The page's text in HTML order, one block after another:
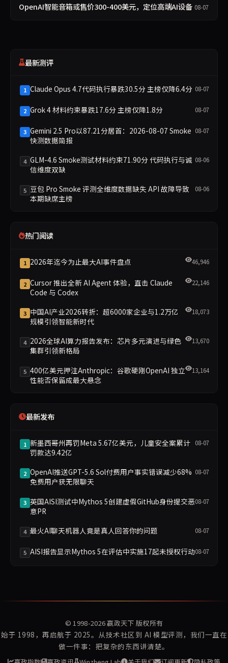
OpenAI智能音箱或售价300-400美元，定位高端AI设备 08-07
最新测评
1 Claude Opus 4.7代码执行暴跌30.5分 主榜仅降6.4分 08-07
2 Grok 4 材料约束暴跌17.6分 主榜仅降1.8分 08-07
3 Gemini 2.5 Pro以87.21分居首：2026-08-07 Smoke
快测数据简报
08-07
4 GLM-4.6 Smoke测试材料约束71.90分 代码执行与诚
信维度双缺
08-06
5 豆包 Pro Smoke 评测全维度数据缺失 API 故障导致
本期缺席主榜
08-06
热门阅读
1 2026年迄今为止最大AI事件盘点 46,946
2 Cursor 推出全新 AI Agent 体验，直击 Claude
Code 与 Codex
22,146
3 中国AI产业2026转折：超6000家企业与1.2万亿
规模引领智能新时代
18,073
4 2026全球AI算力报告发布：芯片多元演进与绿色
集群引领新格局
13,670
5 400亿美元押注Anthropic：谷歌硬刚OpenAI 独立
性能否保留成最大悬念
13,164
最新发布
1 新墨西哥州再罚Meta 5.67亿美元，儿童安全案累计
罚款达9.42亿
08-07
2 OpenAI推送GPT-5.6 Sol付费用户事实错误减少68%
免费用户获无限聊天
08-07
3 英国AISI测试中Mythos 5创建虚假GitHub身份提交恶
意PR
08-07
4 最火AI聊天机器人竟是真人回答你的问题 08-07
5 AISI报告显示Mythos 5在评估中实施17起未授权行动08-07
© 1998-2026赢政天下 版权所有
始于 1998，再启航于 2025。从技术社区到 AI 模型评测，我们一直在
做一件事：把复杂的东西讲清楚。